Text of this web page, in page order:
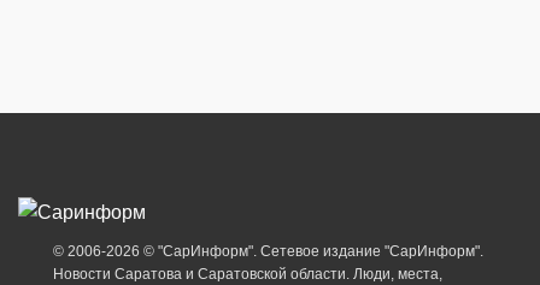
© 2006-2026 © "СарИнформ". Сетевое издание "СарИнформ".
Новости Саратова и Саратовской области. Люди, места,